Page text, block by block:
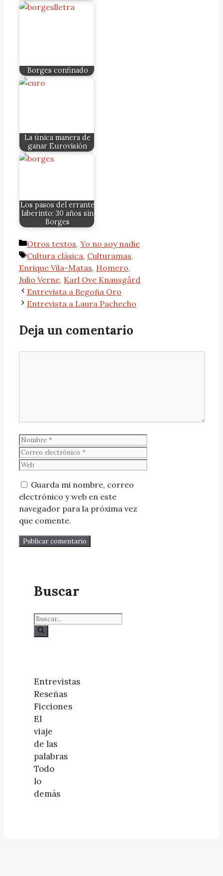
Borges confinado
La única manera de
ganar Eurovisión
Los pasos del errante
laberinto: 30 años sin
Borges
Otros textos, Yo no soy nadie
Cultura clásica, Culturamas,
Enrique Vila-Matas, Homero,
Julio Verne, Karl Ove Knausgård
Entrevista a Begoña Oro
Entrevista a Laura Pachecho
Deja un comentario
Guarda mi nombre, correo
electrónico y web en este
navegador para la próxima vez
que comente.
Buscar
Entrevistas
Reseñas
Ficciones
El
viaje
de las
palabras
Todo
lo
demás